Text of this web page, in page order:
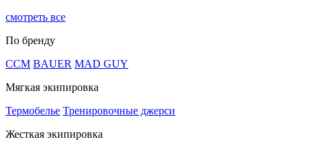
смотреть все
По бренду
CCM BAUER MAD GUY
Мягкая экипировка
Термобелье Тренировочные джерси
Жесткая экипировка